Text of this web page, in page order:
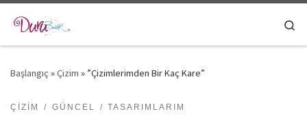
Skip to content
Başlangıç »Çizim » ”Çizimlerimden Bir Kaç Kare”
ÇIZIM GÜNCEL TASARIMLARIM